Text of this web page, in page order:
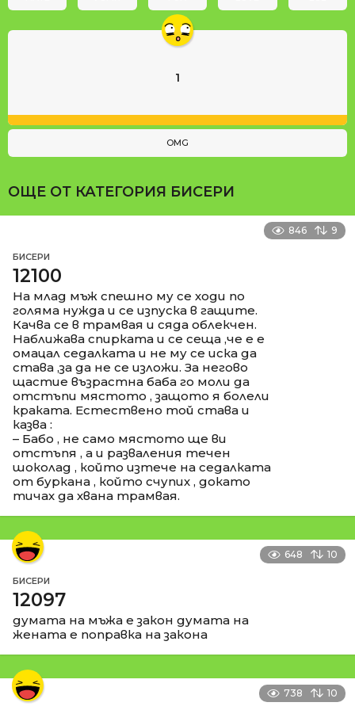
1
OMG
ОЩЕ ОТ КАТЕГОРИЯ БИСЕРИ
846 9
БИСЕРИ
12100
На млад мъж спешно му се ходи по
голяма нужда и се изпуска в гащите.
Качва се в трамвая и сяда облекчен.
Наближава спирката и се сеща ,че е е
омацал седалката и не му се иска да
става ,за да не се изложи. За негово
щастие възрастна баба го моли да
отстъпи мястото , защото я болели
краката. Естествено той става и
казва :
– Бабо , не само мястото ще ви
отстъпя , а и разваления течен
шоколад , който изтече на седалката
от буркана , който счупих , докато
тичах да хвана трамвая.
648 10
БИСЕРИ
12097
думата на мъжа е закон думата на
жената е поправка на закона
738 10